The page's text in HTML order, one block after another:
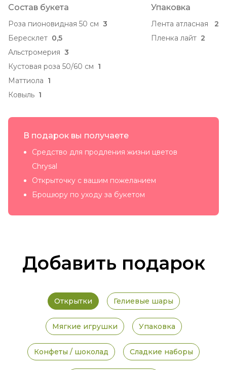
Состав букета
Роза пионовидная 50 см 3
Бересклет 0,5
Альстромерия 3
Кустовая роза 50/60 см 1
Маттиола 1
Ковыль 1
Упаковка
Лента атласная
2
Пленка лайт 2
В подарок вы получаете
Средство для продления жизни цветов
Chrysal
Открыточку с вашим пожеланием
Брошюру по уходу за букетом
Добавить подарок
Открытки Гелиевые шары
Мягкие игрушки Упаковка
Конфеты / шоколад Сладкие наборы